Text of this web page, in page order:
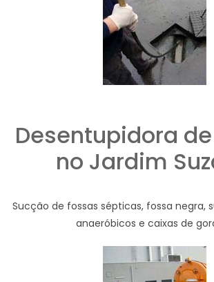
Desentupidora
no Jardim
Sucção de fossas sépticas, fossa negra,
anaeróbicos e caixas de